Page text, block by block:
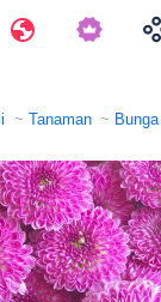
Perjalanan
Tanaman Bunga